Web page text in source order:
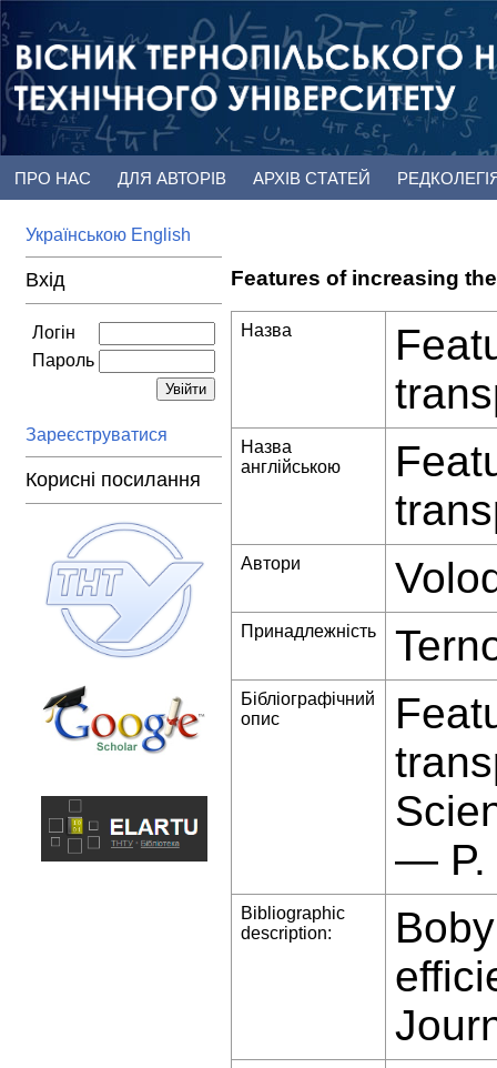
ПРО НАС ДЛЯ АВТОРІВ АРХІВ СТАТЕЙ
Українською English
Вхід
Логін
Пароль
Зареєструватися
Корисні посилання
Features of increasing
Назва
Назва
англійською
Автори
Принадлежність
Бібліографічний
опис
— P.
Bibliographic
description: